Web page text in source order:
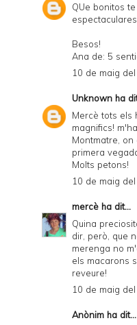
QUe bonitos
Besos!
Ana de: 5
10 de maig
Unknown ha
Mercè tots els
magnifics!
Montmatre,
primera
Molts petons!
10 de maig
mercè ha dit...
Quina
dir, però, que
merenga no
els macarons
reveure!
10 de maig
Anònim ha dit...